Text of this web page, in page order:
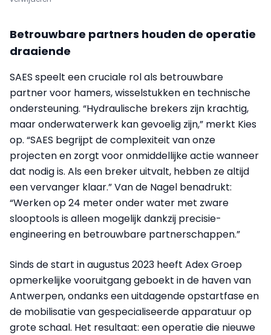
Betrouwbare partners houden de operatie
draaiende
SAES speelt een cruciale rol als betrouwbare
partner voor hamers, wisselstukken en technische
ondersteuning. “Hydraulische brekers zijn krachtig,
maar onderwaterwerk kan gevoelig zijn,” merkt Kies
op. “SAES begrijpt de complexiteit van onze
projecten en zorgt voor onmiddellijke actie wanneer
dat nodig is. Als een breker uitvalt, hebben ze altijd
een vervanger klaar.” Van de Nagel benadrukt:
“Werken op 24 meter onder water met zware
slooptools is alleen mogelijk dankzij precisie-
engineering en betrouwbare partnerschappen.”
Sinds de start in augustus 2023 heeft Adex Groep
opmerkelijke vooruitgang geboekt in de haven van
Antwerpen, ondanks een uitdagende opstartfase en
de mobilisatie van gespecialiseerde apparatuur op
grote schaal. Het resultaat: een operatie die nieuwe